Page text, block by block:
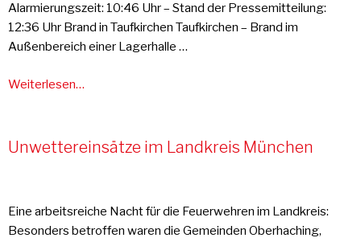
Alarmierungszeit: 10:46 Uhr – Stand der Pressemitteilung:
12:36 Uhr Brand in Taufkirchen Taufkirchen – Brand im
Außenbereich einer Lagerhalle …
Weiterlesen…
Unwettereinsätze im Landkreis München
Eine arbeitsreiche Nacht für die Feuerwehren im Landkreis:
Besonders betroffen waren die Gemeinden Oberhaching,